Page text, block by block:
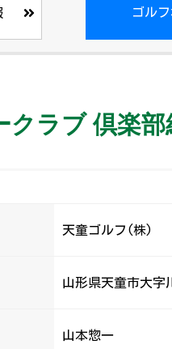
ゴル
クラブ 倶楽部
天童ゴルフ(株)
山形県天童市大字
山本惣一